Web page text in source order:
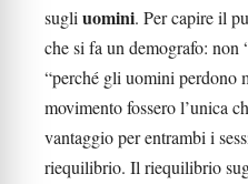
sugli uomini. Per capire il
che si fa un demografo: non
“perché gli uomini perdono
movimento fossero l’unica
vantaggio per entrambi i
riequilibrio. Il riequilibrio